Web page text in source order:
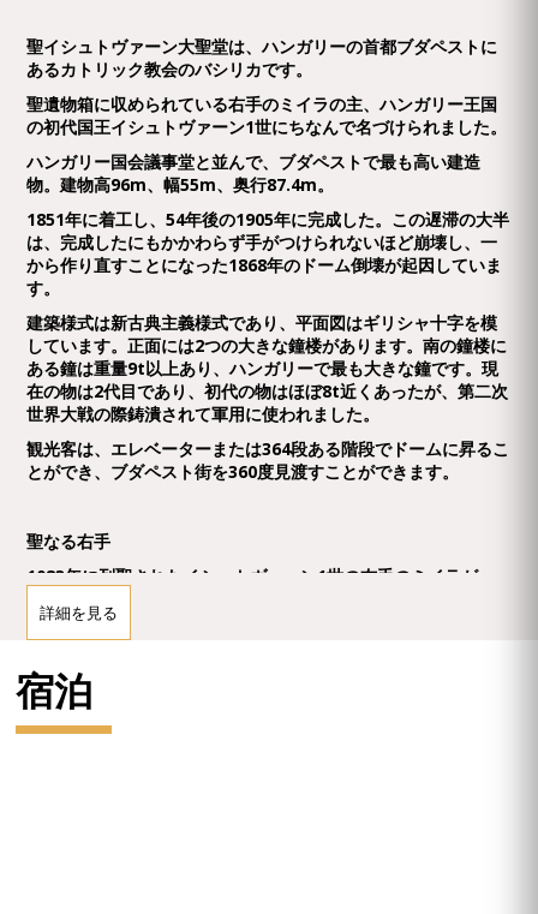
聖イシュトヴァーン大聖堂は、ハンガリーの首都ブダペストに
あるカトリック教会のバシリカです。
聖遺物箱に収められている右手のミイラの主、ハンガリー王国
の初代国王イシュトヴァーン1世にちなんで名づけられました。
ハンガリー国会議事堂と並んで、ブダペストで最も高い建造
物。建物高96m、幅55m、奥行87.4m。
1851年に着工し、54年後の1905年に完成した。この遅滞の大半
は、完成したにもかかわらず手がつけられないほど崩壊し、一
から作り直すことになった1868年のドーム倒壊が起因していま
す。
建築様式は新古典主義様式であり、平面図はギリシャ十字を模
しています。正面には2つの大きな鐘楼があります。南の鐘楼に
ある鐘は重量9t以上あり、ハンガリーで最も大きな鐘です。現
在の物は2代目であり、初代の物はほぼ8t近くあったが、第二次
世界大戦の際鋳潰されて軍用に使われました。
観光客は、エレベーターまたは364段ある階段でドームに昇るこ
とができ、ブダペスト街を360度見渡すことができます。
聖なる右手
1083年に列聖されたイシュトヴァーン1世の右手のミイラが、
トランシルヴァニアで発見されてから各地を転々とし、1771年
マリア・テレジアによってブダに戻されたものです。
詳細を見る
宿泊